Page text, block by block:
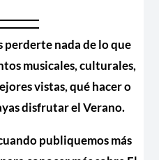
perderte nada de lo que
musicales, culturales,
vistas, qué hacer o
disfrutar el Verano.
publiquemos más